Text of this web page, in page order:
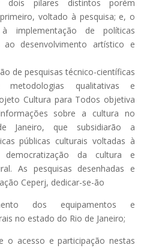
dois pilares distintos porém
voltado à pesquisa; e, o
implementação de políticas
ao desenvolvimento artístico e
de pesquisas técnico-científicas
qualitativas e
Cultura para Todos objetiva
sobre a cultura no
Janeiro, que subsidiarão a
públicas culturais voltadas à
da cultura e
As pesquisas desenhadas e
Ceperj, dedicar-se-ão
dos equipamentos e
no estado do Rio de Janeiro;
o acesso e participação nestas